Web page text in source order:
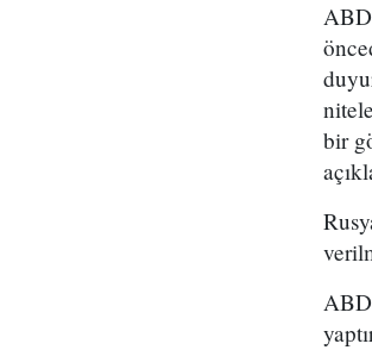
ABD
bir